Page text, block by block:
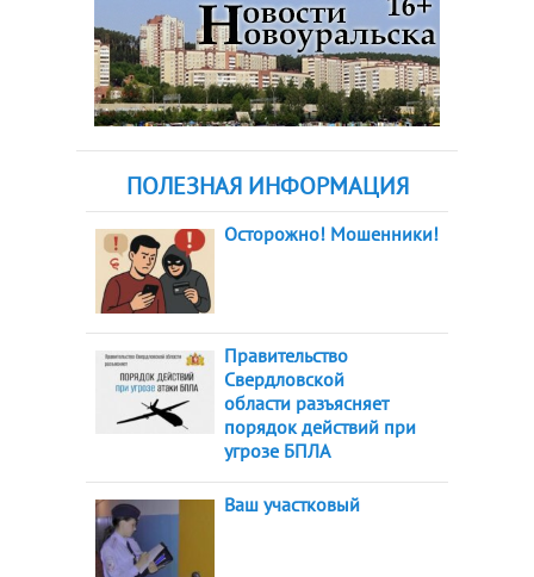
ПОЛЕЗНАЯ ИНФОРМАЦИЯ
Осторожно! Мошенники!
Правительство
Свердловской
области разъясняет
порядок действий при
угрозе БПЛА
Ваш участковый